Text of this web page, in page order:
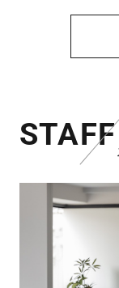
・幅広い対応力 ：
まで幅広くカバー
AMIDASの強み
なご提案。
誠実なサポート
かった」を届けま
注力エリア
：茨
どんなことでもお
【茨木・高槻エリ
STAFF